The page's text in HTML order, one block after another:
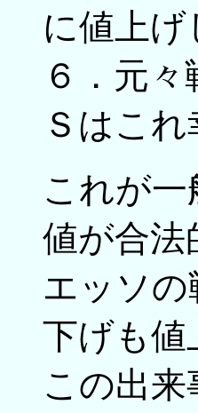
に値上げ
６．元
Ｓはこ
これが
値が合法
エッソ
下げも値
この出